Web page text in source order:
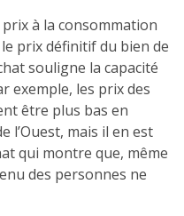
prix à la consommation
prix définitif du bien de
souligne la capacité
exemple, les prix des
être plus bas en
l’Ouest, mais il en est
qui montre que, même
des personnes ne